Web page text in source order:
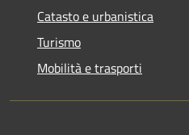
Catasto e urbanistica
Turismo
Mobilità e trasporti